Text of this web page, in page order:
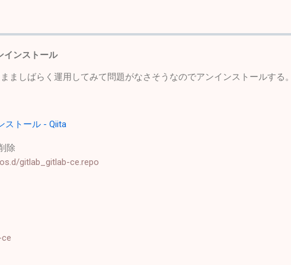
インストール
ましばらく運用してみて問題がなさそうなのでアンインストールする
ストール - Qiita
除
gitlab_gitlab-ce.repo